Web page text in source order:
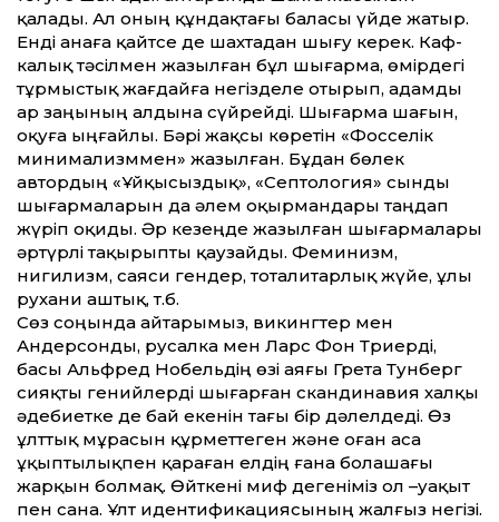
қалады. Ал оның құндақтағы баласы үйде жатыр.
Енді анаға қайтсе де шахтадан шығу керек. Каф­
калық тәсілмен жазылған бұл шығарма, өмірдегі
тұрмыстық жағдайға негізделе отырып, адамды
ар заңының алдына сүйрейді. Шығарма шағын,
оқуға ыңғайлы. Бәрі жақсы көретін «Фосселік
минимализм­мен» жазылған. Бұдан бөлек
автордың «Ұйқысыздық», «Септология» сынды
шығармаларын да әлем оқырмандары таңдап
жүріп оқиды. Әр кезеңде жазылған шығармалары
әртүрлі тақырыпты қаузайды. Феминизм,
нигилизм, саяси гендер, тоталитарлық жүйе, ұлы
рухани аштық, т.б.
Сөз соңында айтарымыз, викингтер мен
Андерсонды, русалка мен Ларс Фон Триерді,
басы Альфред Нобельдің өзі аяғы Грета Тунберг
сияқты генийлерді шығарған скандинавия халқы
әдебиетке де бай екенін тағы бір дәлелдеді. Өз
ұлттық мұрасын құрметтеген және оған аса
ұқыптылықпен қараған елдің ғана болашағы
жарқын болмақ. Өйткені миф дегеніміз ол –уақыт
пен сана. Ұлт идентификациясының жалғыз негізі.